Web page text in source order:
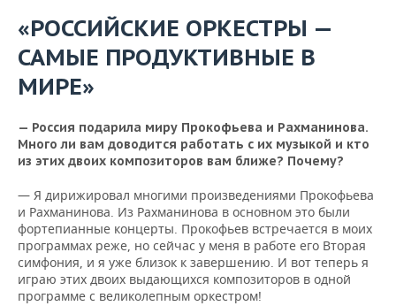
«РОССИЙСКИЕ ОРКЕСТРЫ —
САМЫЕ ПРОДУКТИВНЫЕ В
МИРЕ»
— Россия подарила миру Прокофьева и Рахманинова.
Много ли вам доводится работать с их музыкой и кто
из этих двоих композиторов вам ближе? Почему?
— Я дирижировал многими произведениями Прокофьева
и Рахманинова. Из Рахманинова в основном это были
фортепианные концерты. Прокофьев встречается в моих
программах реже, но сейчас у меня в работе его Вторая
симфония, и я уже близок к завершению. И вот теперь я
играю этих двоих выдающихся композиторов в одной
программе с великолепным оркестром!